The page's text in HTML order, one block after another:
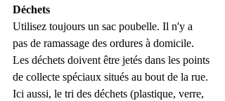
Déchets
Utilisez toujours un sac poubelle. Il n'y a
pas de ramassage des ordures à domicile.
Les déchets doivent être jetés dans les points
de collecte spéciaux situés au bout de la rue.
Ici aussi, le tri des déchets (plastique, verre,